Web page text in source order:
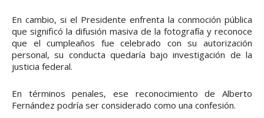
En cambio, si el Presidente enfrenta la conmoción pública
que significó la difusión masiva de la fotografía y reconoce
que el cumpleaños fue celebrado con su autorización
personal, su conducta quedaría bajo investigación de la
justicia federal.
En términos penales, ese reconocimiento de Alberto
Fernández podría ser considerado como una confesión.